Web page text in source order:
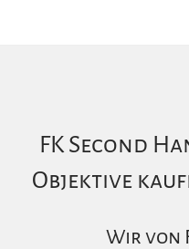
FK Second
Objektive
Wir von